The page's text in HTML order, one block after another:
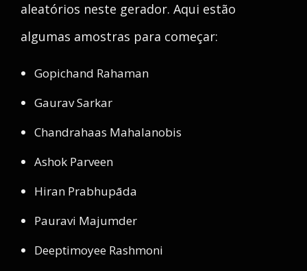
aleatórios neste gerador. Aqui estão
algumas amostras para começar:
Gopichand Rahaman
Gaurav Sarkar
Chandrahaas Mahalanobis
Ashok Parveen
Hiran Prabhupāda
Pauravi Majumder
Deeptimoyee Rashmoni